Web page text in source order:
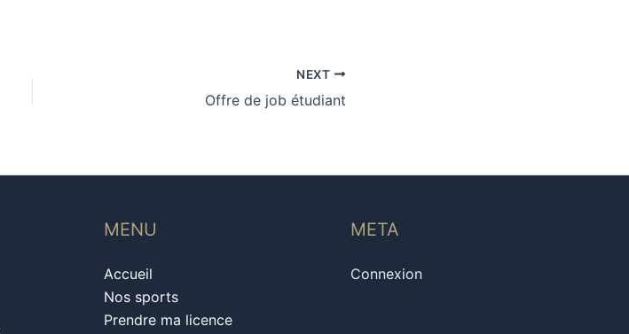
NEXT
Offre de job étudiant
MENU
Accueil
Nos sports
Prendre ma licence
META
Connexion